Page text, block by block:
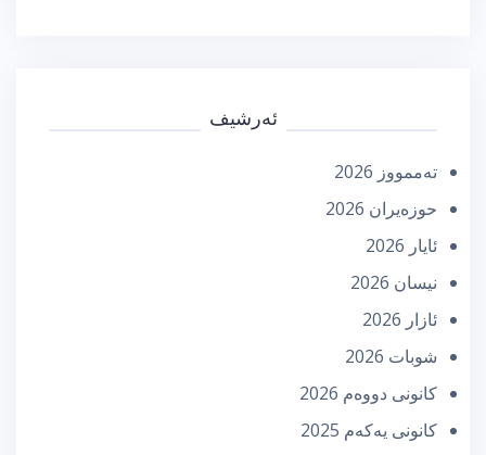
ئەرشیف
تەممووز 2026
حوزه‌یران 2026
ئایار 2026
نیسان 2026
ئازار 2026
شوبات 2026
كانونی دووه‌م 2026
كانونی یه‌كه‌م 2025